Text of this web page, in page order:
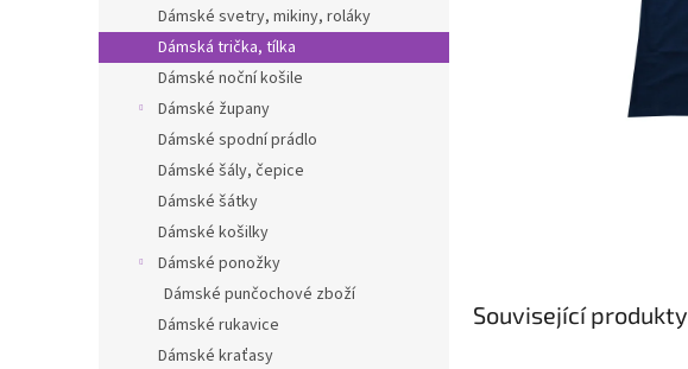
l
Dámské svetry, mikiny, roláky
Dámská trička, tílka
Dámské noční košile
Dámské župany
Dámské spodní prádlo
Dámské šály, čepice
Dámské šátky
Dámské košilky
Dámské ponožky
Dámské punčochové zboží
Dámské rukavice
Dámské kraťasy
Související produkty